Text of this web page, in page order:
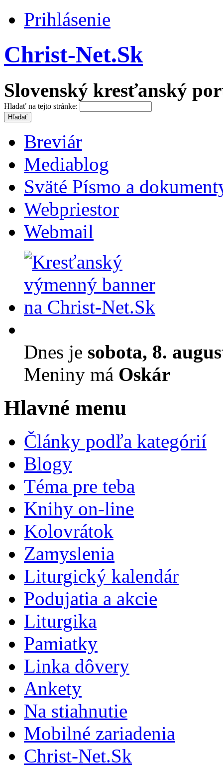
Prihlásenie
Christ-Net.Sk
Slovenský kresťanský
Hladať na tejto stránke:
Breviár
Mediablog
Sväté Písmo a
Webpriestor
Webmail
Dnes je sobota, 8.
Meniny má Oskár
Hlavné menu
Články podľa kategórií
Blogy
Téma pre teba
Knihy on-line
Kolovrátok
Zamyslenia
Liturgický kalendár
Podujatia a akcie
Liturgika
Pamiatky
Linka dôvery
Ankety
Na stiahnutie
Mobilné zariadenia
Christ-Net.Sk